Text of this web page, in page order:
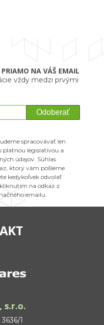
PRIAMO NA VÁŠ EMAIL
vždy medzi prvými
Odoberať
spracovávať len
platnou legislatívou a
údajov. Súhlas
ktorý vám pošleme
kedykoľvek odvolať
na odkaz z
emailu.
s.r.o.
1